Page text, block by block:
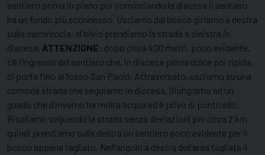
sentiero prima in piano poi cominciando la discesa il sentiero
ha un fondo più sconnesso. Usciamo dal bosco giriamo a destra
sulla carrareccia, al bivio prendiamo la strada a sinistra in
discesa, ATTENZIONE: dopo circa 400 metri, poco evidente,
c’è l’ingresso del sentiero che, in discesa prima dolce poi ripida,
ci porta fino al fosso San Paolo. Attraversato, usciamo su una
comoda strada che seguiamo in discesa. Giungiamo ad un
guado che d’inverno ha molta acqua ed è privo di ponticello.
Risaliamo seguendo la strada senza deviazioni per circa 2 km
quindi prendiamo sulla destra un sentiero poco evidente per il
bosco appena tagliato. Nell’angolo a destra dell’area tagliata il